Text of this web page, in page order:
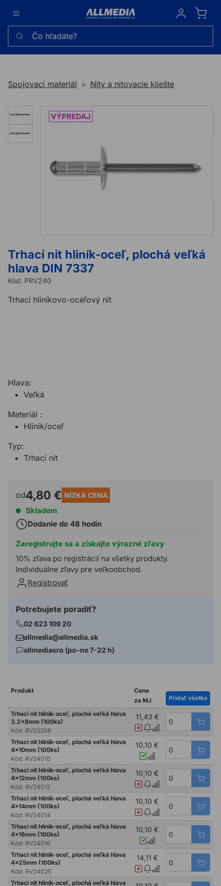
Sign in
Čo hľadáte?
Spojovací materiál Nity a nitovacie kliešte
Trhací nit hliník-oceľ, plochá veľká
hlava DIN 7337
Kód: PRV240
Trhací hliníkovo-oceľový nit
Hlava:
Veľká
Materiál :
Hliník/oceľ
Typ:
Trhací nit
od4,80 € NÍZKA CENA
Skladom
Dodanie do 48 hodín
Zaregistrujte sa a získajte výrazné zľavy
10% zľava po registrácií na všetky produkty.
Individuálne zľavy pre veľkoobchod.
Registrovať
Potrebujete poradiť?
02 623 109 20
allmedia@allmedia.sk
allmediasro (po-ne 7-22 h)
Produkt
Cena
za MJ
Pridať všetko
Trhací nit hliník-oceľ, plochá veľká hlava
3.2x8mm (100ks)
Kód: RV23208
11,43 €
Trhací nit hliník-oceľ, plochá veľká hlava
4x10mm (100ks)
Kód: RV24010
10,10 €
Trhací nit hliník-oceľ, plochá veľká hlava
4x12mm (100ks)
Kód: RV24012
10,10 €
Trhací nit hliník-oceľ, plochá veľká hlava
4x14mm (100ks)
Kód: RV24014
10,10 €
Trhací nit hliník-oceľ, plochá veľká hlava
4x16mm (100ks)
Kód: RV24016
10,10 €
Trhací nit hliník-oceľ, plochá veľká hlava
4x25mm (100ks)
Kód: RV24025
14,11 €
Trhací nit hliník-oceľ, plochá veľká hlava